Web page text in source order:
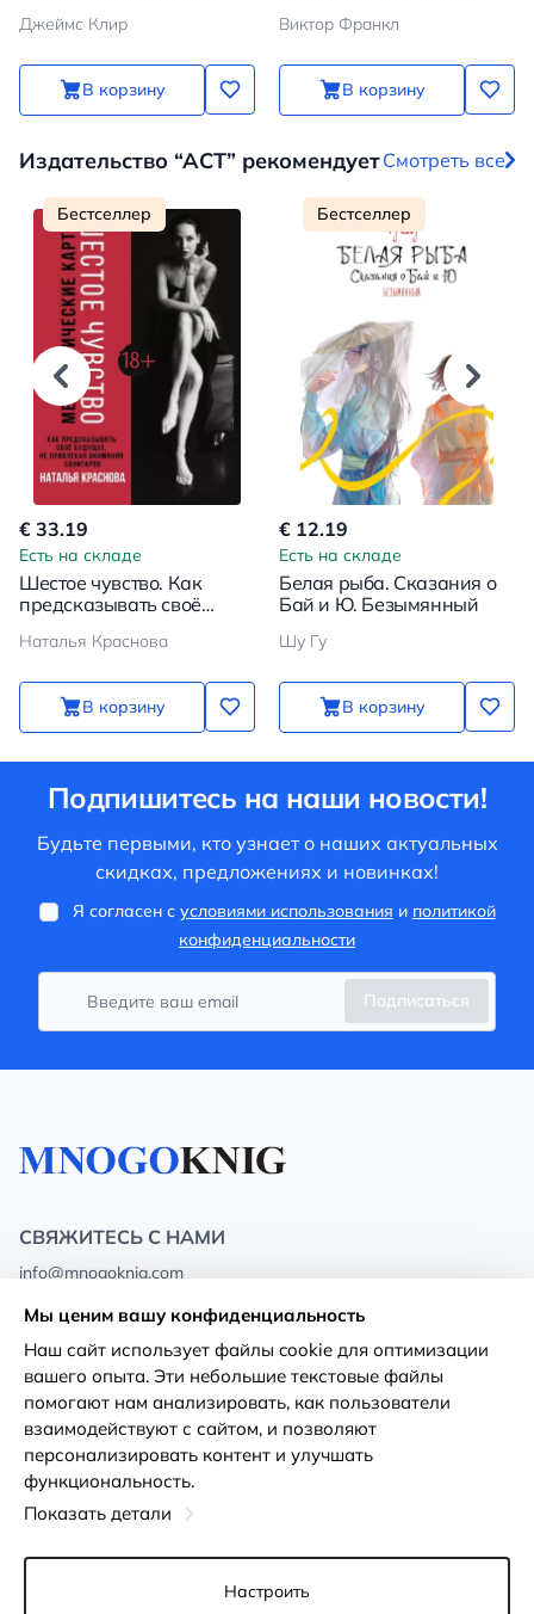
плохих
Джеймс Клир
В корзину
Виктор Франкл
В корзину
Издательство “АСТ” рекомендуетСмотреть все
Бестселлер
€ 33.19
Есть на складе
Шестое чувство. Как
предсказывать своё
внимания санитаров.
Наталья Краснова
В корзину
Бестселлер
€ 12.19
Есть на складе
Белая рыба. Сказания о
Бай и Ю. Безымянный
Шу Гу
В корзину
Подпишитесь на наши новости!
Будьте первыми, кто узнает о наших актуальных
скидках, предложениях и новинках!
Я согласен с условиями использования и политикой
конфиденциальности
Подписаться
СВЯЖИТЕСЬ С НАМИ
info@mnogoknig.com
Rīga, Augusta Deglava 69d, LV-1082
О нас
Магазины
Доставка и оплата
Карты лояльности
Политика
конфиденциальности
Условия использования
Возврат товара
Настройки файлов cookie
Мы ценим вашу конфиденциальность
Наш сайт использует файлы cookie для оптимизации
вашего опыта. Эти небольшие текстовые файлы
помогают нам анализировать, как пользователи
взаимодействуют с сайтом, и позволяют
персонализировать контент и улучшать
функциональность.
Показать детали
Настроить